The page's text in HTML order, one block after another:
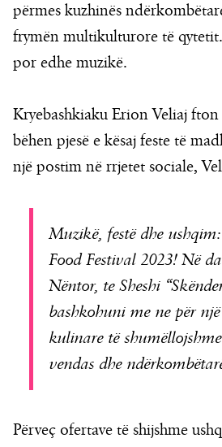
përmes kuzhinës
frymën multikulturore të
por edhe muzikë.
Kryebashkiaku Erion Veliaj
bëhen pjesë e kësaj feste të
një postim në rrjetet sociale,
Muzikë, festë dhe
Food Festival 2023! Në
Nëntor, te Sheshi
bashkohuni me ne për
kulinare të
vendas dhe
Përveç ofertave të shijshme